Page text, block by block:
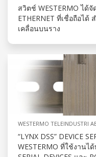
สวิตช์ WESTERMO ได้จั
ETHERNET ที่เชื่อถือไ
เคลื่อนบนราง
WESTERMO TELEINDUSTRI
“LYNX DSS” DEVICE
WESTERMO ที่ใช้งานไ